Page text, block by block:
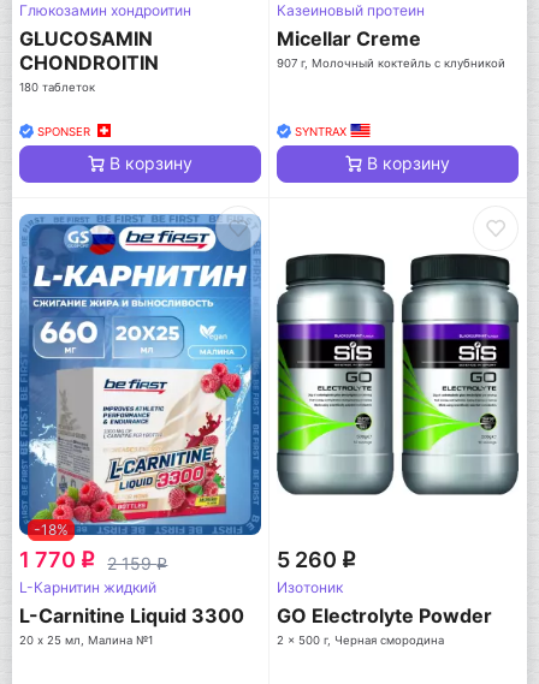
Глюкозамин хондроитин
GLUCOSAMIN
CHONDROITIN
180 таблеток
SPONSER
В корзину
Казеиновый протеин
Micellar Creme
907 г, Молочный коктейль с клубникой
SYNTRAX
В корзину
-18%
1 770 q 2 159q
L-Карнитин жидкий
L-Carnitine Liquid 3300
20 х 25 мл, Малина №1
5 260 q
Изотоник
GO Electrolyte Powder
2 x 500 г, Черная смородина